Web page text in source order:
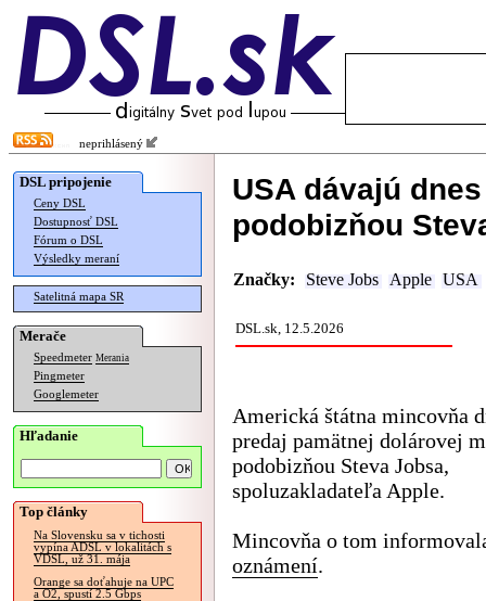
neprihlásený
DSL pripojenie
Ceny DSL
Dostupnosť DSL
Fórum o DSL
Výsledky meraní
Satelitná mapa SR
Merače
Speedmeter Merania
Pingmeter
Googlemeter
Hľadanie
Top články
Na Slovensku sa v tichosti
vypína ADSL v lokalitách s
VDSL, už 31. mája
Orange sa doťahuje na UPC
a O2, spustí 2.5 Gbps
USA dávajú
podobizňou
Značky: Steve Jobs Apple USA
DSL.sk, 12.5.2026
Americká štátna mincovňa
predaj pamätnej dolárovej
podobizňou Steva Jobsa,
spoluzakladateľa Apple.
Mincovňa o tom
oznámení.